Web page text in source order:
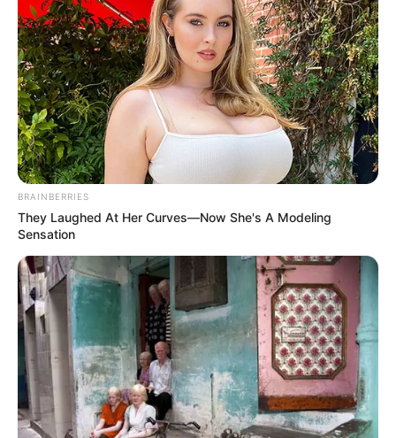
Προειδοποίηση μαζικής
κυβερνοεπίθεσης: Ρώσοι χάκερ
διεισδύουν στο Υπουργείο Υγείας των
ΗΠΑ
Προειδοποίηση μαζικής κυβερνοεπίθεσης: Ρώσοι χάκερ
διεισδύουν στο Υπουργείο Υγείας των ΗΠΑ.. Δεν πρόκειται
για επεισόδιο δυστοπικής σειράς του Netflix. Είναι η
σκληρή μας πραγματικότητα, όπου...
ΚΟΙΝΩΝΙΚΑ ΔΙΚΤΥΑ
FACEBOOK ΑΡΈΣΕΙ
YOUTUBE ΕΓΓΡΑΦΕΊΤΕ
EMAIL ΑΚΟΛΟΥΘΉΣΤΕ
BRAINBERRIES
They Laughed At Her Curves—Now She's A Modeling
Sensation